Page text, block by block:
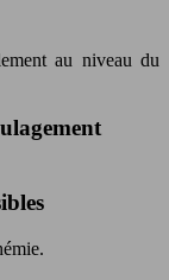
au niveau du